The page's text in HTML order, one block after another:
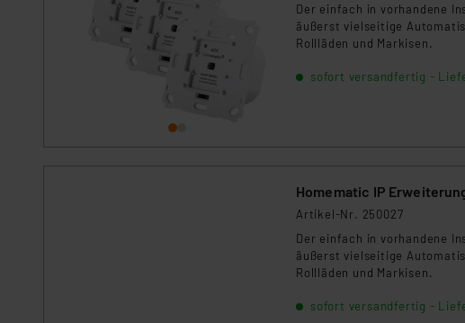
Impressum|Datenschutzerklärung
Der einfach in vorhandene
äußerst vielseitige
Rollläden und Markisen.
sofort versandfertig -
Homematic IP
Artikel-Nr. 250027
Der einfach in vorhandene
äußerst vielseitige
Rollläden und Markisen.
sofort versandfertig -